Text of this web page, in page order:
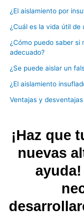
¿El aislamiento por
¿Cuál es la vida útil de
¿Cómo puedo saber
adecuado?
¿Se puede aislar un
¿El aislamiento
Ventajas y
¡Haz que
nuevas